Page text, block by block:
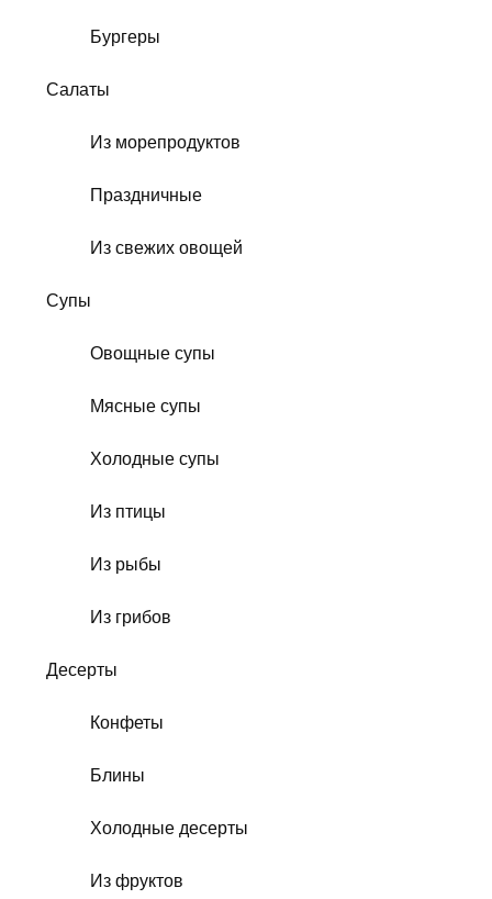
Бургеры
Салаты
Из морепродуктов
Праздничные
Из свежих овощей
Супы
Овощные супы
Мясные супы
Холодные супы
Из птицы
Из рыбы
Из грибов
Десерты
Конфеты
Блины
Холодные десерты
Из фруктов